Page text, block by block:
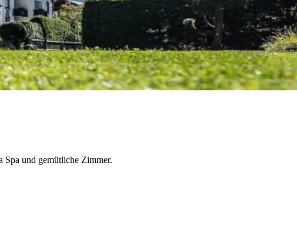
und gemütliche Zimmer.